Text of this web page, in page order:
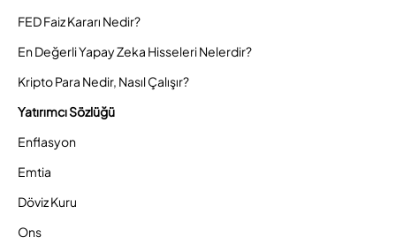
FED Faiz Kararı Nedir?
En Değerli Yapay Zeka Hisseleri Nelerdir?
Kripto Para Nedir, Nasıl Çalışır?
Yatırımcı Sözlüğü
Enflasyon
Emtia
Döviz Kuru
Ons